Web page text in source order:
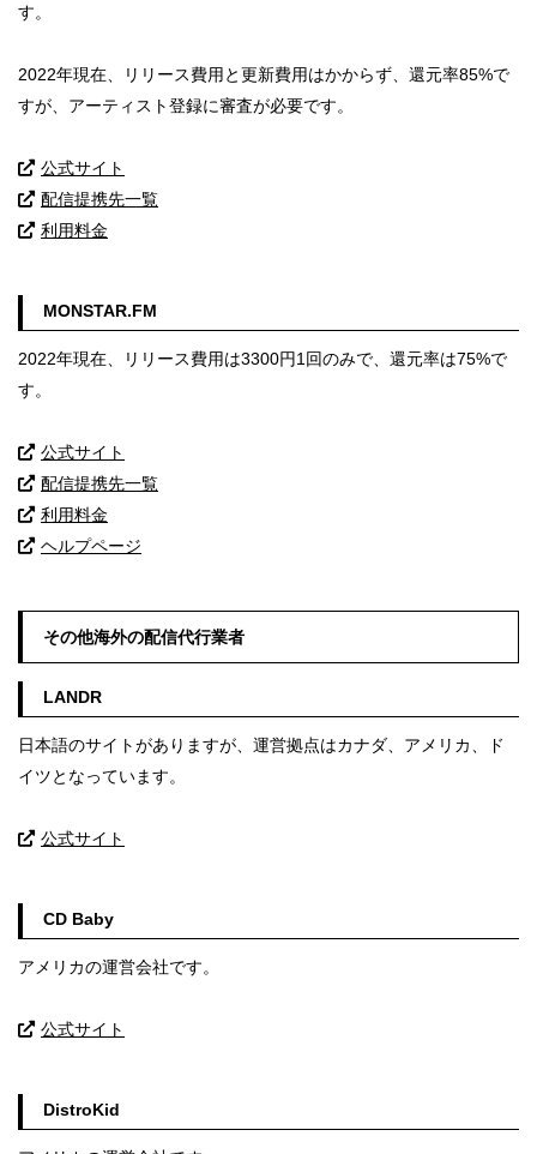
す。
2022年現在、リリース費用と更新費用はかからず、還元率85%で
すが、アーティスト登録に審査が必要です。
公式サイト
配信提携先一覧
利用料金
MONSTAR.FM
2022年現在、リリース費用は3300円1回のみで、還元率は75%で
す。
公式サイト
配信提携先一覧
利用料金
ヘルプページ
その他海外の配信代行業者
LANDR
日本語のサイトがありますが、運営拠点はカナダ、アメリカ、ド
イツとなっています。
公式サイト
CD Baby
アメリカの運営会社です。
公式サイト
DistroKid